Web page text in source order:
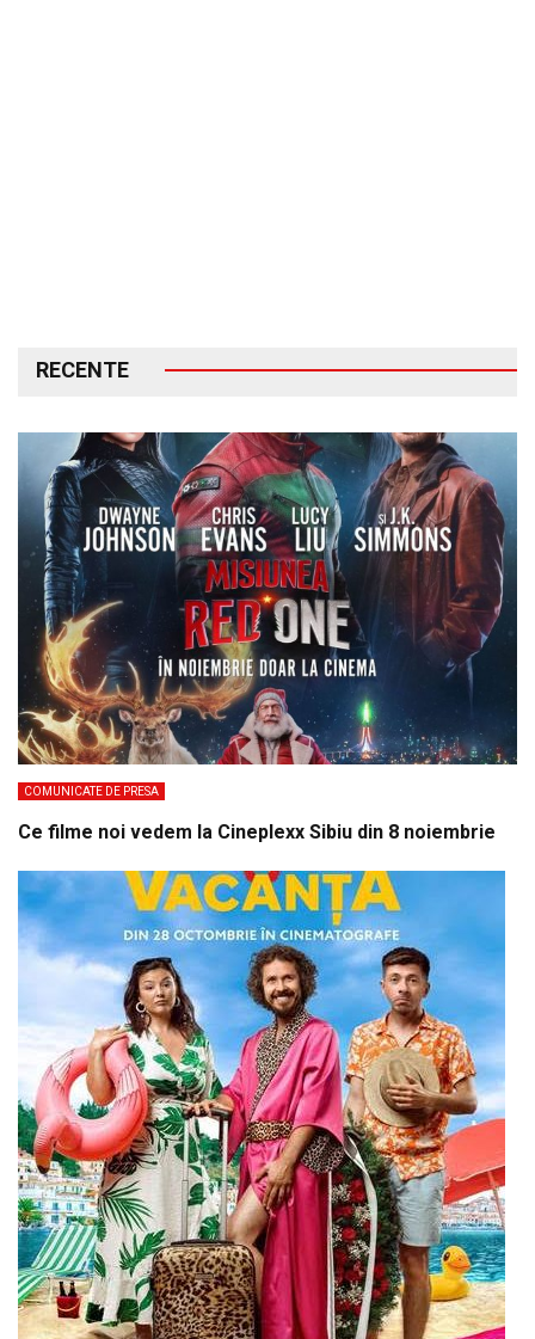
RECENTE
COMUNICATE DE PRESA
Ce filme noi vedem la Cineplexx Sibiu din 8 noiembrie